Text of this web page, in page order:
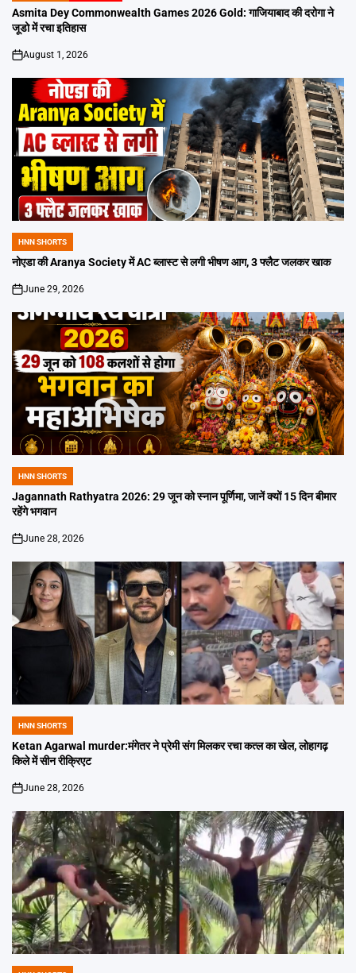
IN
Asmita Dey Commonwealth Games 2026 Gold: गाजियाबाद की दरोगा ने
जूडो में रचा इतिहास
on
August 1, 2026
POSTED
IN
HNN SHORTS
नोएडा की Aranya Society में AC ब्लास्ट से लगी भीषण आग, 3 फ्लैट जलकर खाक
on
June 29, 2026
POSTED
IN
HNN SHORTS
Jagannath Rathyatra 2026: 29 जून को स्नान पूर्णिमा, जानें क्यों 15 दिन बीमार
रहेंगे भगवान
on
June 28, 2026
POSTED
IN
HNN SHORTS
Ketan Agarwal murder:मंगेतर ने प्रेमी संग मिलकर रचा कत्ल का खेल, लोहागढ़
किले में सीन रीक्रिएट
on
June 28, 2026